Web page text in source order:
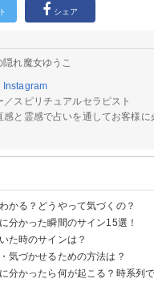
シェア
れ魔女ゆうこ
Instagram
スピリチュアルセラピスト
感と霊感で占いを通してお客様
かる？どうやって気づくの？
は男性が先のケースが多い
る形で女性も気付く
分かった瞬間のサイン15選！
多い
良い
覚がある
る
つのを忘れる
人生を歩みたいと思う
た時のサインは？
気づかせるための方法は？
通点が多いか探す
プローチに敏感になる
にアプローチする
ーで気持ちを伝える
多いことをアピールする
分かったら何が起こる？時系列で